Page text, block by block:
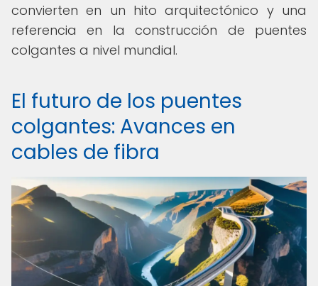
convierten en un hito arquitectónico y una
referencia en la construcción de puentes
colgantes a nivel mundial.
El futuro de los puentes
colgantes: Avances en
cables de fibra